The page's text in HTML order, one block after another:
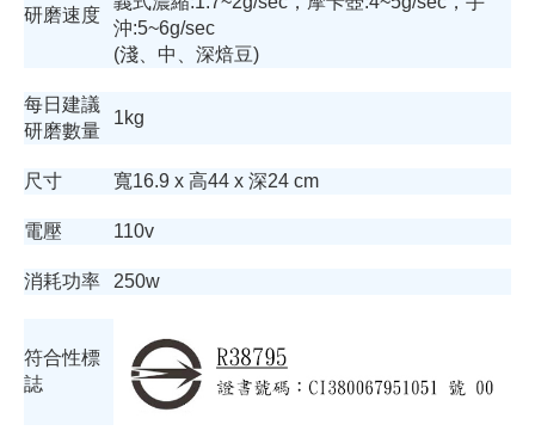
研磨速度
沖:5~6g/sec
(淺、中、深焙豆)
每日建議
研磨數量
1kg
尺寸 寬16.9 x 高44 x 深24 cm
電壓 110v
消耗功率 250w
符合性標
誌